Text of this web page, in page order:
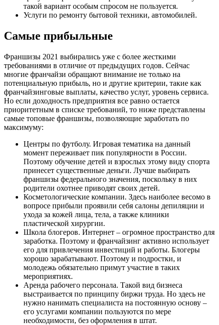
такой вариант особым спросом не пользуется.
Услуги по ремонту бытовой техники, автомобилей.
Самые прибыльные
Франшизы 2021 выбирались уже с более жесткими
требованиями в отличие от предыдущих годов. Сейчас
многие франчайзи обращают внимание не только на
потенциальную прибыль, но и другие критерии, такие как
франчайзинговые выплаты, качество услуг, уровень сервиса.
Но если доходность предприятия все равно остается
приоритетным в списке требований, то ниже представлены
самые топовые франшизы, позволяющие заработать по
максимуму:
Центры по футболу. Игровая тематика на данный
момент переживает пик популярности в России.
Поэтому обучение детей и взрослых этому виду спорта
принесет существенные деньги. Лучше выбирать
франшизы федерального значения, поскольку в них
родители охотнее приводят своих детей.
Косметологические компании. Здесь наиболее весомо в
вопросе прибыли проявили себя салоны депиляции и
ухода за кожей лица, тела, а также клиники
пластической хирургии.
Школа блогеров. Интернет – огромное пространство для
заработка. Поэтому и франчайзинг активно использует
его для привлечения инвестиций и работы. Блогеры
хорошо зарабатывают. Поэтому и подростки, и
молодежь обязательно примут участие в таких
мероприятиях.
Аренда рабочего персонала. Такой вид бизнеса
выстраивается по принципу биржи труда. Но здесь не
нужно нанимать специалиста на постоянную основу –
его услугами компании пользуются по мере
необходимости, без оформления в штат.